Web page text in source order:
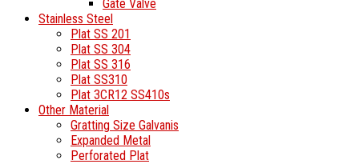
Gate Valve
Stainless Steel
Plat SS 201
Plat SS 304
Plat SS 316
Plat SS310
Plat 3CR12 SS410s
Other Material
Gratting Size Galvanis
Expanded Metal
Perforated Plat